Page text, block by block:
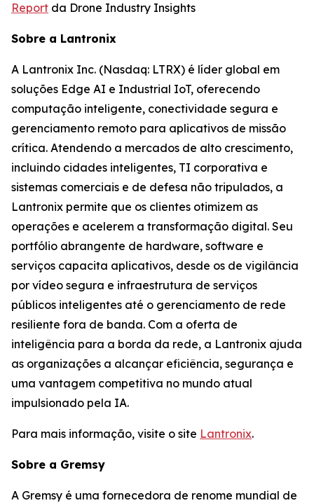
Report da Drone Industry Insights
Sobre a Lantronix
A Lantronix Inc. (Nasdaq: LTRX) é líder global em
soluções Edge AI e Industrial IoT, oferecendo
computação inteligente, conectividade segura e
gerenciamento remoto para aplicativos de missão
crítica. Atendendo a mercados de alto crescimento,
incluindo cidades inteligentes, TI corporativa e
sistemas comerciais e de defesa não tripulados, a
Lantronix permite que os clientes otimizem as
operações e acelerem a transformação digital. Seu
portfólio abrangente de hardware, software e
serviços capacita aplicativos, desde os de vigilância
por vídeo segura e infraestrutura de serviços
públicos inteligentes até o gerenciamento de rede
resiliente fora de banda. Com a oferta de
inteligência para a borda da rede, a Lantronix ajuda
as organizações a alcançar eficiência, segurança e
uma vantagem competitiva no mundo atual
impulsionado pela IA.
Para mais informação, visite o site Lantronix.
Sobre a Gremsy
A Gremsy é uma fornecedora de renome mundial de